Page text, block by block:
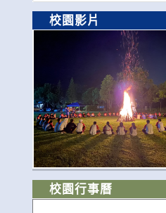
校園影片
校園行事曆